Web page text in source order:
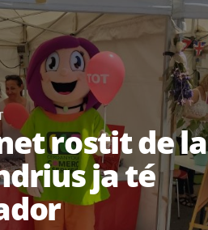
rostit de la
ja té